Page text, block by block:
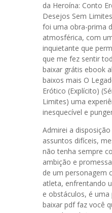
da Heroína: Conto
Desejos Sem
foi uma obra-prima
atmosférica, com
inquietante que
que me fez sentir
baixar grátis ebook
baixos mais O
Erótico (Explícito)
Limites) uma
inesquecível e
Admirei a
assuntos difíceis,
não tenha sempre
ambição e
de um personagem
atleta, enfrentando
e obstáculos, é
baixar pdf faz você